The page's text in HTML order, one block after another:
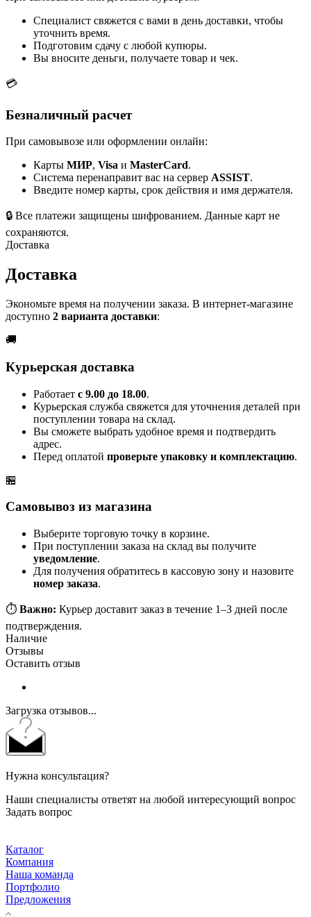
Специалист свяжется с вами в день доставки, чтобы
уточнить время.
Подготовим сдачу с любой купюры.
Вы вносите деньги, получаете товар и чек.
💳
Безналичный расчет
При самовывозе или оформлении онлайн:
Карты МИР, Visa и MasterCard.
Система перенаправит вас на сервер ASSIST.
Введите номер карты, срок действия и имя держателя.
🔒 Все платежи защищены шифрованием. Данные карт не
сохраняются.
Доставка
Доставка
Экономьте время на получении заказа. В интернет-магазине
доступно 2 варианта доставки:
🚚
Курьерская доставка
Работает с 9.00 до 18.00.
Курьерская служба свяжется для уточнения деталей при
поступлении товара на склад.
Вы сможете выбрать удобное время и подтвердить
адрес.
Перед оплатой проверьте упаковку и комплектацию.
🏪
Самовывоз из магазина
Выберите торговую точку в корзине.
При поступлении заказа на склад вы получите
уведомление.
Для получения обратитесь в кассовую зону и назовите
номер заказа.
⏱️ Важно: Курьер доставит заказ в течение 1–3 дней после
подтверждения.
Наличие
Отзывы
Оставить отзыв
Загрузка отзывов...
Нужна консультация?
Наши специалисты ответят на любой интересующий вопрос
Задать вопрос
Каталог
Компания
Наша команда
Портфолио
Предложения